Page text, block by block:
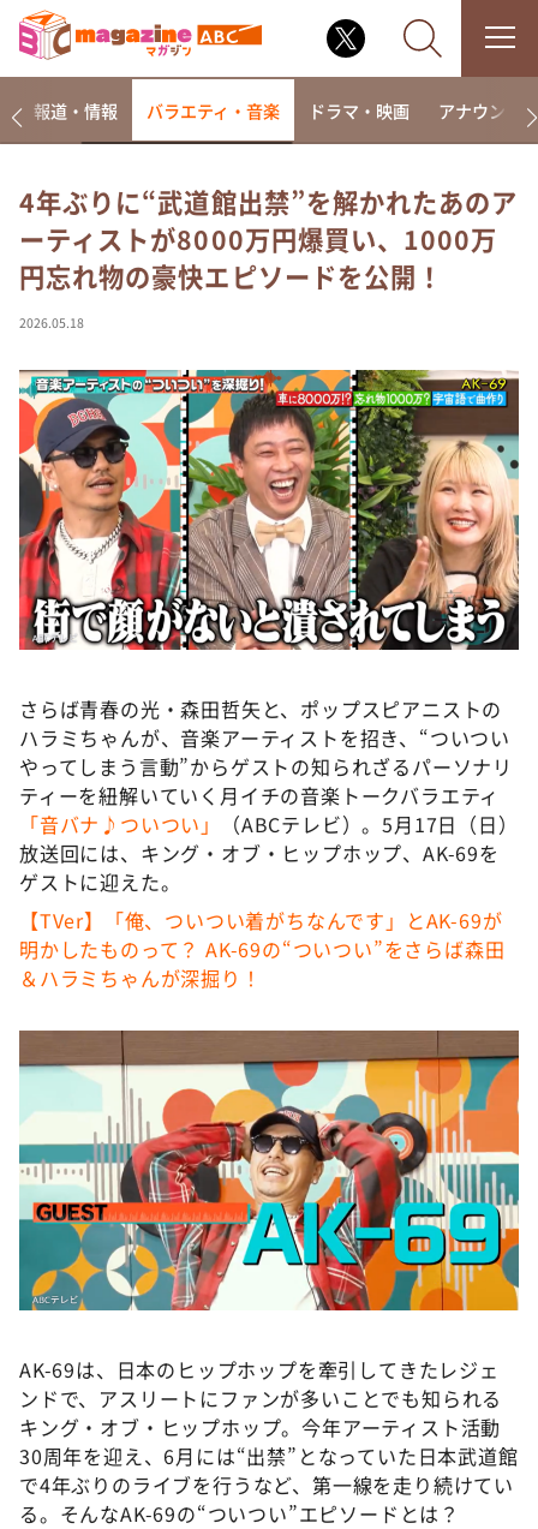
なるみ・岡村の過ぎるTV
相席食堂
これ余談なんですけど・・・
て真剣です
探偵！ナイトスクープ
news おかえり
河合＆A.B.C-Z塚田×福井アナ「なんでやねん！？」
（news おかえり）
DAIGOも台所 ～きょうの献立 何にする？～
本日はダイアンなり！シーズン２
朝だ！生です旅サラダ
ＬＩＦＥ～夢のカタチ～
新婚さんいらっしゃい！
ポツンと一軒家
ザキ山小屋本館
ぺこぱのまるスポ
アナ回覧板
報道・情報 バラエティ・音楽 ドラマ・映画 アナウンサー
4年ぶりに“武道館出禁”を解かれたあのア
ーティストが8000万円爆買い、1000万
円忘れ物の豪快エピソードを公開！
2026.05.18
さらば青春の光・森田哲矢と、ポップスピアニストの
ハラミちゃんが、音楽アーティストを招き、“ついつい
やってしまう言動”からゲストの知られざるパーソナリ
ティーを紐解いていく月イチの音楽トークバラエティ
「音バナ♪ついつい」
（ABCテレビ）。5月17日（日）
放送回には、キング・オブ・ヒップホップ、AK-69を
ゲストに迎えた。
【TVer】「俺、ついつい着がちなんです」とAK-69が
明かしたものって？ AK-69の“ついつい”をさらば森田
＆ハラミちゃんが深掘り！
AK-69は、日本のヒップホップを牽引してきたレジェ
ンドで、アスリートにファンが多いことでも知られる
キング・オブ・ヒップホップ。今年アーティスト活動
30周年を迎え、6月には“出禁”となっていた日本武道館
で4年ぶりのライブを行うなど、第一線を走り続けてい
る。そんなAK-69の“ついつい”エピソードとは？